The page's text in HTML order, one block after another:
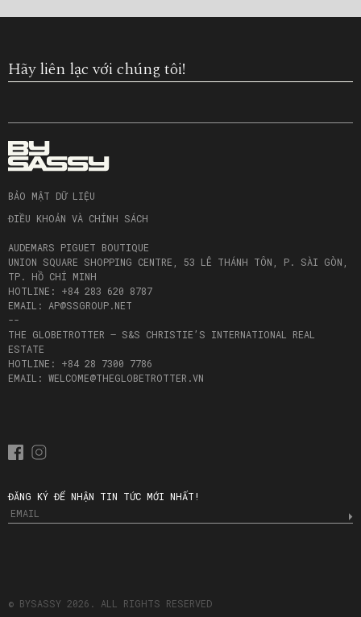
Hãy liên lạc với chúng tôi!
BẢO MẬT DỮ LIỆU
ĐIỀU KHOẢN VÀ CHÍNH SÁCH
AUDEMARS PIGUET BOUTIQUE
UNION SQUARE SHOPPING CENTRE, 53 LÊ THÁNH TÔN, P. SÀI GÒN,
TP. HỒ CHÍ MINH
HOTLINE: +84 283 620 8787
EMAIL: AP@SSGROUP.NET
--
THE GLOBETROTTER – S&S CHRISTIE’S INTERNATIONAL REAL
ESTATE
HOTLINE: +84 28 7300 7786
EMAIL: WELCOME@THEGLOBETROTTER.VN
ĐĂNG KÝ ĐỂ NHẬN TIN TỨC MỚI NHẤT!
© BYSASSY 2026. ALL RIGHTS RESERVED